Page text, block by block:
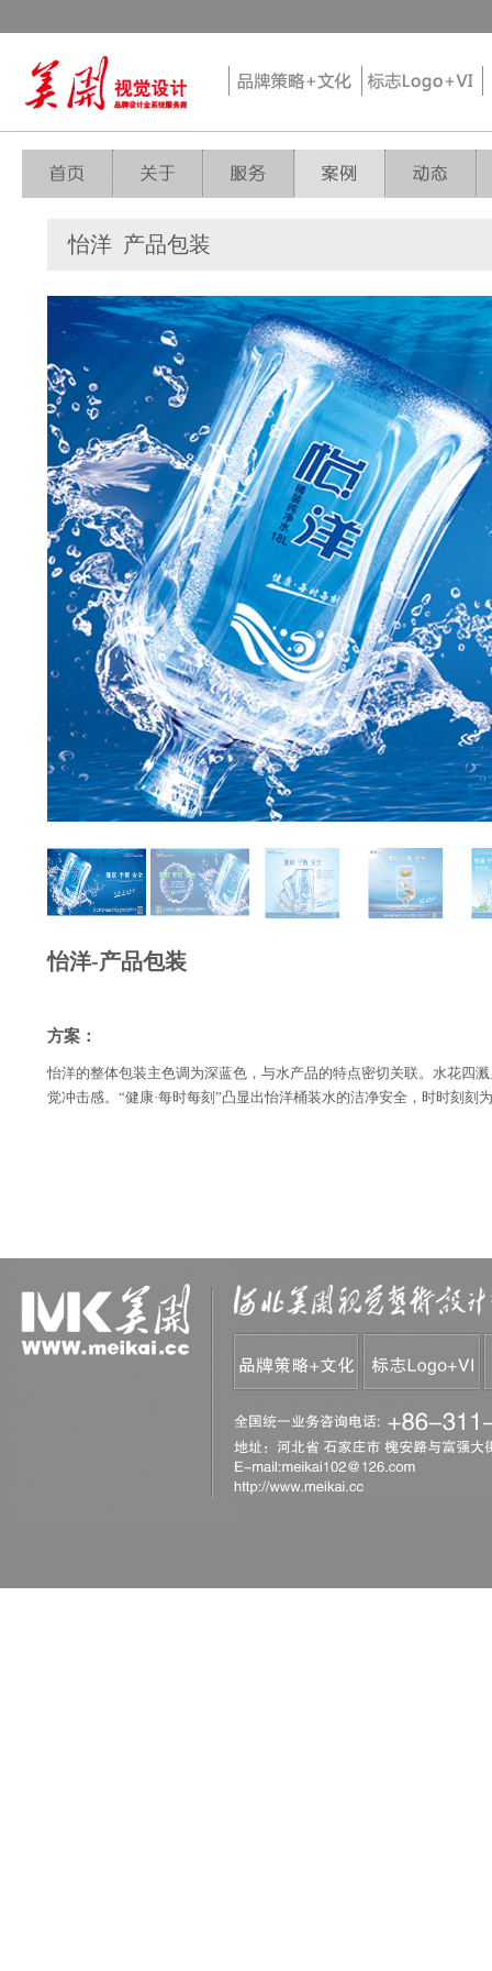
怡洋 产品包装
怡洋-产品包装
方案：
怡洋的整体包装主色调为深蓝色，与水产品的特点密切关联。水花四
觉冲击感。“健康·每时每刻”凸显出怡洋桶装水的洁净安全，时时刻刻